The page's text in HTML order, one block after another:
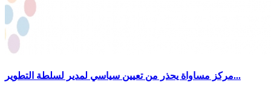
مركز مساواة يحذر من تعيين سياسي لمدير لسلطة التطوير...